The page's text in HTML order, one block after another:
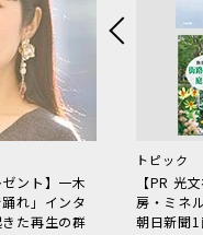
ント】一木
れ」インタ
た再生の群
トピック
【PR 光
房・ミネ
朝日新聞